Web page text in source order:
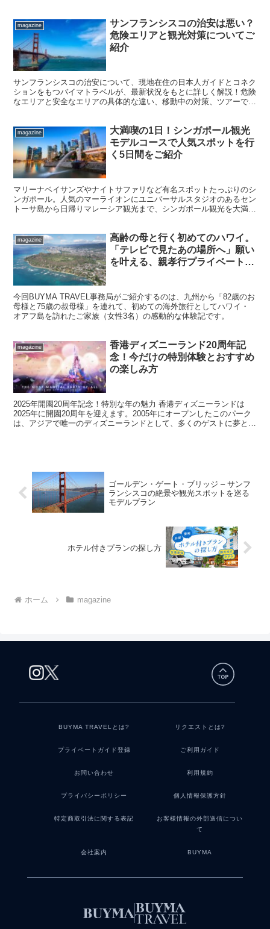
magazine
サンフランシスコの治安は悪い？
危険エリアと観光対策についてご
紹介
サンフランシスコの治安について、現地在住の日本人ガイドとコネク
ションをもつバイマトラベルが、最新状況をもとに詳しく解説！危険
なエリアと安全なエリアの具体的な違い、移動中の対策、ツアーで安
magazine
大満喫の1日！シンガポール観光
モデルコースで人気スポットを行
く5日間をご紹介
マリーナベイサンズやナイトサファリなど有名スポットたっぷりのシ
ンガポール。人気のマーライオンにユニバーサルスタジオのあるセン
トーサ島から日帰りマレーシア観光まで、シンガポール観光を大満喫
magazine
高齢の母と行く初めてのハワイ。
「テレビで見たあの場所へ」願い
を叶える、親孝行プライベートツ
今回BUYMA TRAVEL事務局がご紹介するのは、九州から「82歳のお
母様と75歳の叔母様」を連れて、初めての海外旅行としてハワイ・
オアフ島を訪れたご家族（女性3名）の感動的な体験記です。
magazine
香港ディズニーランド20周年記
念！今だけの特別体験とおすすめ
の楽しみ方
2025年開園20周年記念！特別な年の魅力 香港ディズニーランドは
2025年に開園20周年を迎えます。2005年にオープンしたこのパーク
は、アジアで唯一のディズニーランドとして、多くのゲストに夢と魔
ゴールデン・ゲート・ブリッジ – サンフ
ランシスコの絶景や観光スポットを巡る
モデルプラン
ホテル付きプランの探し方
ホーム magazine
BUYMA TRAVELとは? リクエストとは?
プライベートガイド登録 ご利用ガイド
お問い合わせ 利用規約
プライバシーポリシー 個人情報保護方針
特定商取引法に関する表記
お客様情報の外部送信につい
て
会社案内 BUYMA